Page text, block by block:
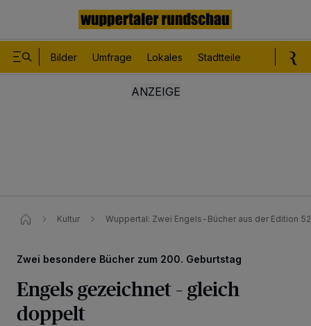
Bilder Umfrage Lokales Stadtteile
Kultur Wuppertal: Zwei Engels-Bücher aus der Edition 52
Zwei besondere Bücher zum 200. Geburtstag
Engels gezeichnet – gleich
doppelt